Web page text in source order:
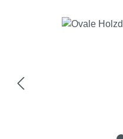
Bildergalerie überspringen